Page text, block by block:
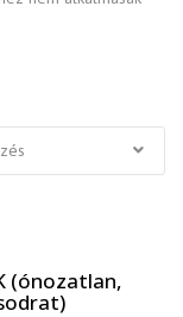
(ónozatlan,